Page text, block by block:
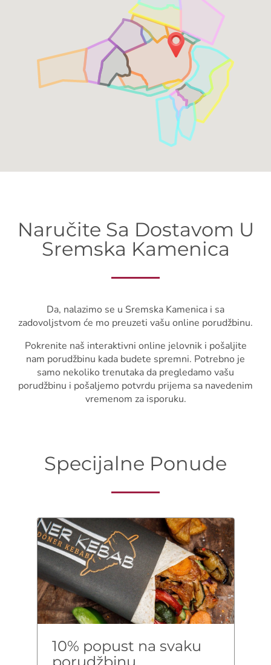
Naručite Sa Dostavom U
Sremska Kamenica
Da, nalazimo se u Sremska Kamenica i sa
zadovoljstvom će mo preuzeti vašu online porudžbinu.
Pokrenite naš interaktivni online jelovnik i pošaljite
nam porudžbinu kada budete spremni. Potrebno je
samo nekoliko trenutaka da pregledamo vašu
porudžbinu i pošaljemo potvrdu prijema sa navedenim
vremenom za isporuku.
Specijalne Ponude
10% popust na svaku